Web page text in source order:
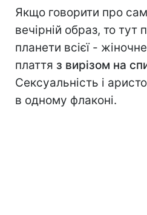
Якщо говорити про
вечірній образ, то тут
планети всієї -
плаття з вирізом на
Сексуальність і
в одному флаконі.